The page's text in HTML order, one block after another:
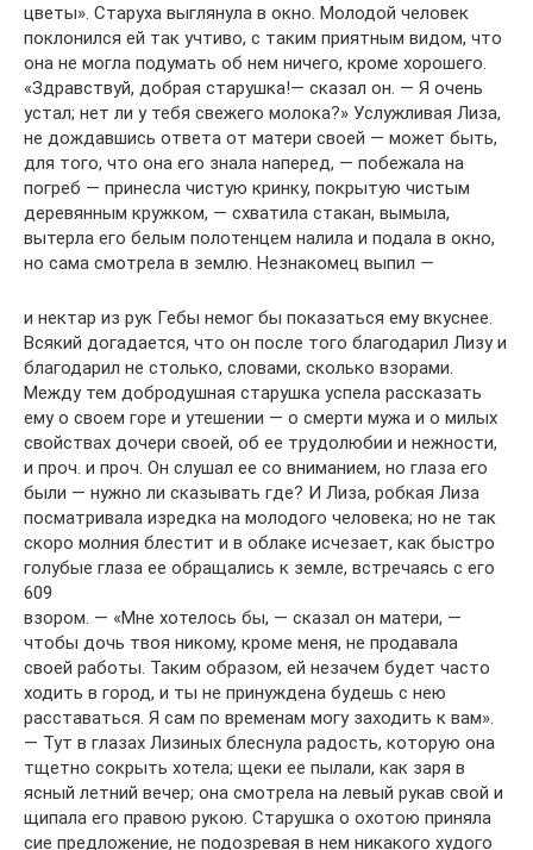
цветы». Старуха выглянула в окно. Молодой человек
поклонился ей так учтиво, с таким приятным видом, что
она не могла подумать об нем ничего, кроме хорошего.
«Здравствуй, добрая старушка!— сказал он. — Я очень
устал; нет ли у тебя свежего молока?» Услужливая Лиза,
не дождавшись ответа от матери своей — может быть,
для того, что она его знала наперед, — побежала на
погреб — принесла чистую кpинку, покрытую чистым
деревянным кружком, — схватила стакан, вымыла,
вытерла его белым полотенцем налила и подала в окно,
но сама смотрела в землю. Незнакомец выпил —
и нектар из рук Гебы немог бы показаться ему вкуснее.
Всякий догадается, что он после того благодарил Лизу и
благодарил не столько, словами, сколько взорами.
Между тем добродушная старушка успела рассказать
ему о своем горе и утешении — о смерти мужа и о милых
свойствах дочери своей, об ее трудолюбии и нежности,
и проч. и проч. Он слушал ее со вниманием, но глаза его
были — нужно ли сказывать где? И Лиза, робкая Лиза
посматривала изредка на молодого человека; но не так
скоро молния блестит и в облаке исчезает, как быстро
голубые глаза ее обращались к земле, встречаясь с его
609
взором. — «Мне хотелось бы, — сказал он матери, —
чтобы дочь твоя никому, кроме меня, не продавала
своей работы. Таким образом, ей незачем будет часто
ходить в город, и ты не принуждена будешь с нею
расставаться. Я сам по временам могу заходить к вам».
— Тут в глазах Лизиных блеснула радость, которую она
тщетно сокрыть хотела; щеки ее пылали, как заря в
ясный летний вечер; она смотрела на левый рукав свой и
щипала его правою рукою. Старушка о охотою приняла
сие предложение, не подозревая в нем никакого худого